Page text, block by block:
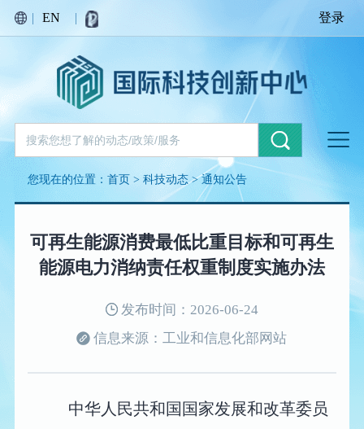
| EN | 登录
您现在的位置：首页 >科技动态>通知公告
可再生能源消费最低比重目标和可再生
能源电力消纳责任权重制度实施办法
发布时间：2026-06-24
信息来源：工业和信息化部网站
中华人民共和国国家发展和改革委员